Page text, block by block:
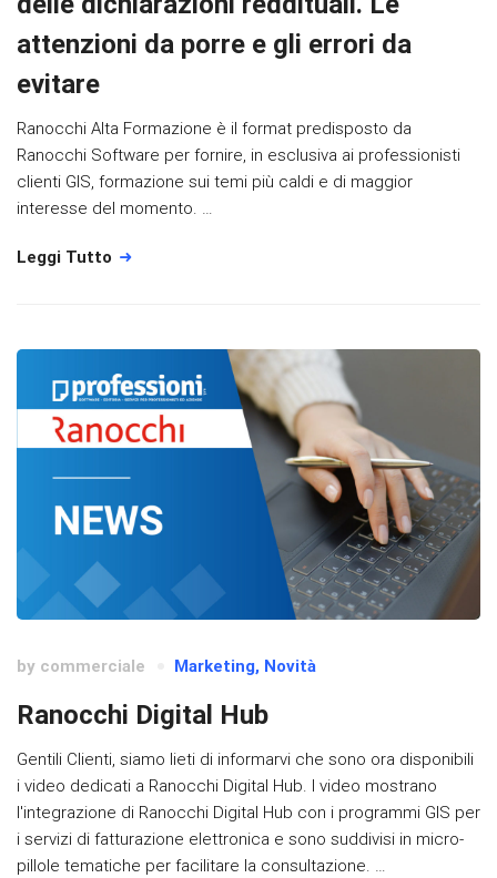
attenzioni da porre e gli errori da
evitare
Ranocchi Alta Formazione è il format predisposto da
Ranocchi Software per fornire, in esclusiva ai professionisti
clienti GIS, formazione sui temi più caldi e di maggior
interesse del momento. …
Leggi Tutto
by commerciale Marketing, Novità
Ranocchi Digital Hub
Gentili Clienti, siamo lieti di informarvi che sono ora disponibili
i video dedicati a Ranocchi Digital Hub. I video mostrano
l'integrazione di Ranocchi Digital Hub con i programmi GIS per
i servizi di fatturazione elettronica e sono suddivisi in micro-
pillole tematiche per facilitare la consultazione. …